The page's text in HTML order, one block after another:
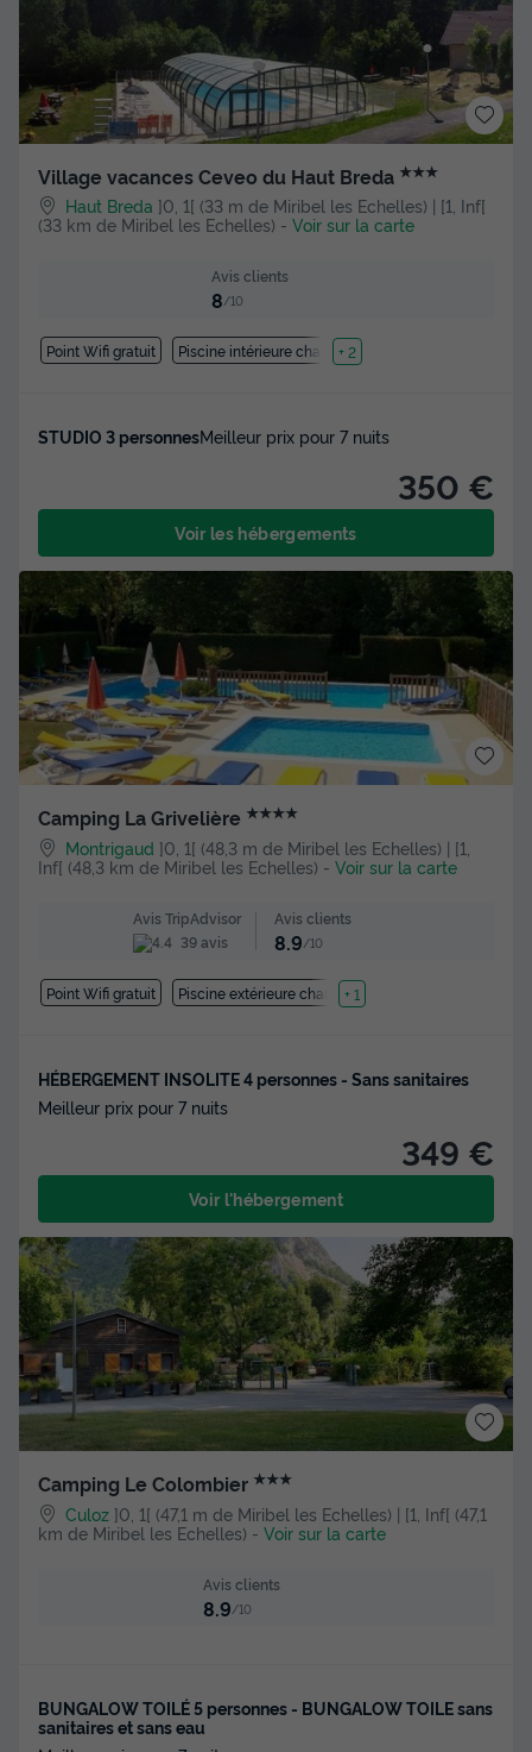
Village vacances Ceveo du Haut Breda ★★★
Haut Breda ]0, 1[ (33 m de Miribel les Echelles) | [1, Inf[
(33 km de Miribel les Echelles) - Voir sur la carte
Avis clients
8/10
Point Wifi gratuit Piscine intérieure chauffée
+ 2
STUDIO 3 personnesMeilleur prix pour 7 nuits
350 €
Voir les hébergements
Camping La Grivelière ★★★★
Montrigaud ]0, 1[ (48,3 m de Miribel les Echelles) | [1,
Inf[ (48,3 km de Miribel les Echelles) - Voir sur la carte
Avis TripAdvisor
39 avis
Avis clients
8.9/10
Point Wifi gratuit Piscine extérieure chauffée
+ 1
HÉBERGEMENT INSOLITE 4 personnes - Sans sanitaires
Meilleur prix pour 7 nuits
349 €
Voir l'hébergement
Camping Le Colombier ★★★
Culoz ]0, 1[ (47,1 m de Miribel les Echelles) | [1, Inf[ (47,1
km de Miribel les Echelles) - Voir sur la carte
Avis clients
8.9/10
BUNGALOW TOILÉ 5 personnes - BUNGALOW TOILE sans
sanitaires et sans eau